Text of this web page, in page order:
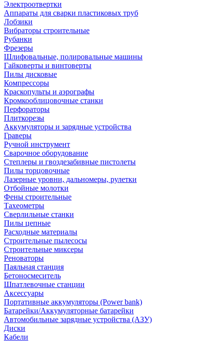
Электроотвертки
Аппараты для сварки пластиковых труб
Лобзики
Вибраторы строительные
Рубанки
Фрезеры
Шлифовальные, полировальные машины
Гайковерты и винтоверты
Пилы дисковые
Компрессоры
Краскопульты и аэрографы
Кромкооблицовочные станки
Перфораторы
Плиткорезы
Аккумуляторы и зарядные устройства
Граверы
Ручной инструмент
Сварочное оборудование
Степлеры и гвоздезабивные пистолеты
Пилы торцовочные
Лазерные уровни, дальномеры, рулетки
Отбойные молотки
Фены строительные
Тахеометры
Сверлильные станки
Пилы цепные
Расходные материалы
Строительные пылесосы
Строительные миксеры
Реноваторы
Паяльная станция
Бетоносмеситель
Шпатлевочные станции
Аксессуары
Портативные аккумуляторы (Power bank)
Батарейки/Аккумуляторные батарейки
Автомобильные зарядные устройства (АЗУ)
Диски
Кабели